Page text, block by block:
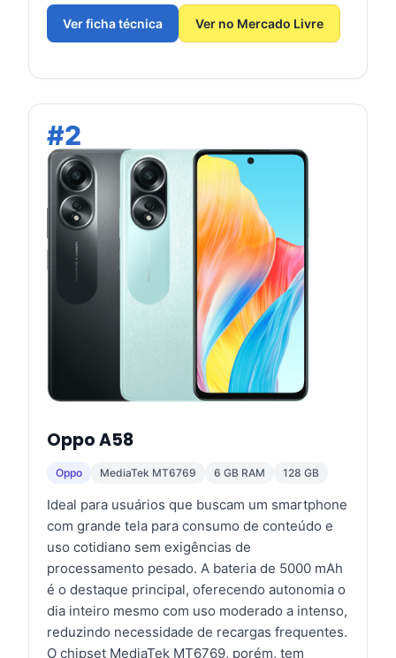
Ver ficha técnica Ver no Mercado Livre
#2
Oppo A58
Oppo MediaTek MT6769 6 GB RAM 128 GB
Ideal para usuários que buscam um smartphone
com grande tela para consumo de conteúdo e
uso cotidiano sem exigências de
processamento pesado. A bateria de 5000 mAh
é o destaque principal, oferecendo autonomia o
dia inteiro mesmo com uso moderado a intenso,
reduzindo necessidade de recargas frequentes.
O chipset MediaTek MT6769, porém, tem